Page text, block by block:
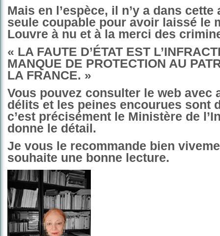
Mais en l’espèce, il n’y a dans cette
seule coupable pour avoir laissé le
Louvre à nu et à la merci des
« LA FAUTE D’ÉTAT EST
MANQUE DE PROTECTION AU
LA FRANCE. »
Vous pouvez consulter le web avec
délits et les peines encourues sont
c’est précisément le Ministère de
donne le détail.
Je vous le recommande bien
souhaite une bonne lecture.